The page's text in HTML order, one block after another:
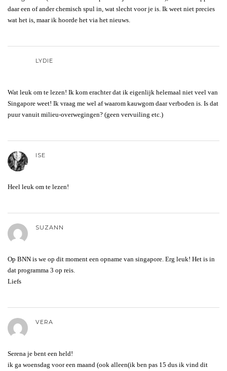
daar een of ander chemisch spul in, wat slecht voor je is. Ik weet niet precies
wat het is, maar ik hoorde het via het nieuws.
LYDIE
Wat leuk om te lezen! Ik kom erachter dat ik eigenlijk helemaal niet veel van
Singapore weet! Ik vraag me wel af waarom kauwgom daar verboden is. Is dat
puur vanuit milieu-overwegingen? (geen vervuiling etc.)
ISE
Heel leuk om te lezen!
SUZANN
Op BNN is we op dit moment een opname van singapore. Erg leuk! Het is in
dat programma 3 op reis.
Liefs
VERA
Serena je bent een held!
ik ga woensdag voor een maand (ook alleen(ik ben pas 15 dus ik vind dit